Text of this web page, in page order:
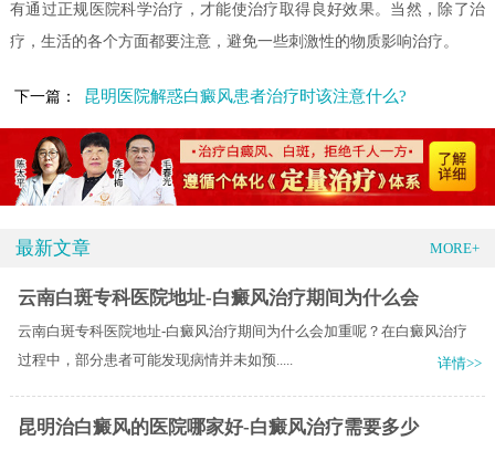
有通过正规医院科学治疗，才能使治疗取得良好效果。当然，除了治
疗，生活的各个方面都要注意，避免一些刺激性的物质影响治疗。
下一篇： 昆明医院解惑白癜风患者治疗时该注意什么?
最新文章 MORE+
云南白斑专科医院地址-白癜风治疗期间为什么会
云南白斑专科医院地址-白癜风治疗期间为什么会加重呢？在白癜风治疗
过程中，部分患者可能发现病情并未如预.....
详情>>
昆明治白癜风的医院哪家好-白癜风治疗需要多少